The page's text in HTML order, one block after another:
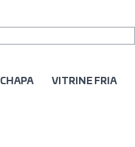
CHAPA VITRINE FRIA